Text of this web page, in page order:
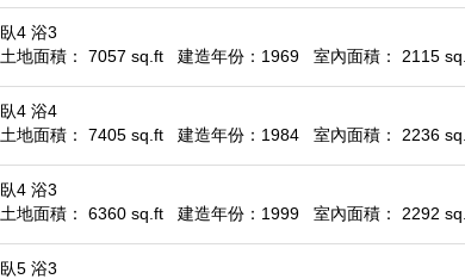
臥4 浴3
土地面積： 7057 sq.ft
建造年份：1969 室內面積： 2115
臥4 浴4
土地面積： 7405 sq.ft
建造年份：1984 室內面積： 2236
臥4 浴3
土地面積： 6360 sq.ft
建造年份：1999 室內面積： 2292
臥5 浴3